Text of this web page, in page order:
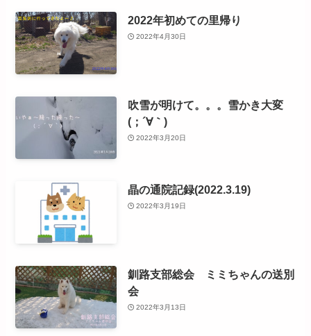
2022年初めての里帰り
2022年4月30日
吹雪が明けて。。。雪かき大変
(；´∀｀)
2022年3月20日
晶の通院記録(2022.3.19)
2022年3月19日
釧路支部総会 ミミちゃんの送別
会
2022年3月13日